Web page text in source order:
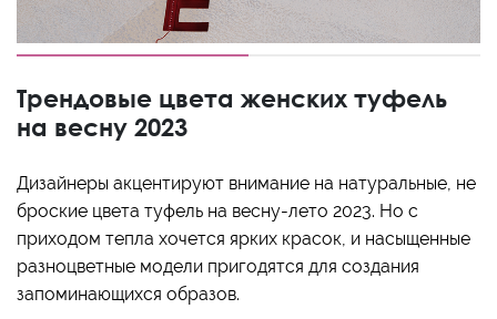
Трендовые цвета женских туфель
на весну 2023
Дизайнеры акцентируют внимание на натуральные, не
броские цвета туфель на весну-лето 2023. Но с
приходом тепла хочется ярких красок, и насыщенные
разноцветные модели пригодятся для создания
запоминающихся образов.